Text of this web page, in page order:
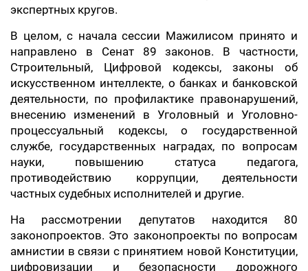
экспертных кругов.
В целом, с начала сессии Мажилисом принято и
направлено в Сенат 89 законов. В частности,
Строительный, Цифровой кодексы, законы об
искусственном интеллекте, о банках и банковской
деятельности, по профилактике правонарушений,
внесению изменений в Уголовный и Уголовно-
процессуальный кодексы, о государственной
службе, государственных наградах, по вопросам
науки, повышению статуса педагога,
противодействию коррупции, деятельности
частных судебных исполнителей и другие.
На рассмотрении депутатов находится 80
законопроектов. Это законопроекты по вопросам
амнистии в связи с принятием новой Конституции,
цифровизации и безопасности дорожного